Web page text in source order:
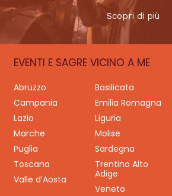
Scopri di più
EVENTI E SAGRE VICINO A ME
Abruzzo Basilicata
Campania
Emilia Romagna
Lazio
Liguria
Marche
Molise
Puglia
Sardegna
Toscana
Trentino Alto
Adige
Valle d’Aosta
Veneto